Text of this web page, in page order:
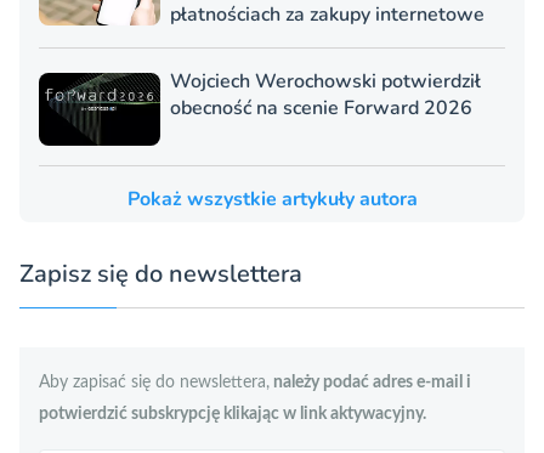
płatnościach za zakupy internetowe
Wojciech Werochowski potwierdził
obecność na scenie Forward 2026
Pokaż wszystkie artykuły autora
Zapisz się do newslettera
Aby zapisać się do newslettera, należy podać adres e-mail i
potwierdzić subskrypcję klikając w link aktywacyjny.